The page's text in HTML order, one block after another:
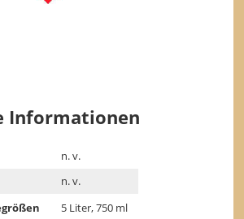
Informationen
n. v.
n. v.
5 Liter, 750 ml